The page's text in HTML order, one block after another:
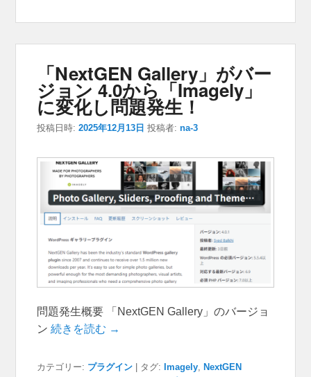
「NextGEN Gallery」がバー
ジョン 4.0から「Imagely」
に変化し問題発生！
投稿日時:2025年12月13日 投稿者:na-3
問題発生概要 「NextGEN Gallery」のバージョ
ン続きを読む →
カテゴリー: プラグイン タグ: Imagely
NextGEN